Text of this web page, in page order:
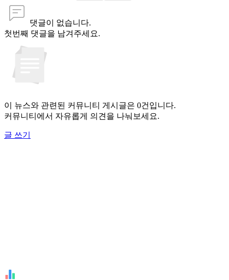
댓글이 없습니다.
첫번째 댓글을 남겨주세요.
이 뉴스와 관련된 커뮤니티 게시글은 0건입니다.
커뮤니티에서 자유롭게 의견을 나눠보세요.
글 쓰기